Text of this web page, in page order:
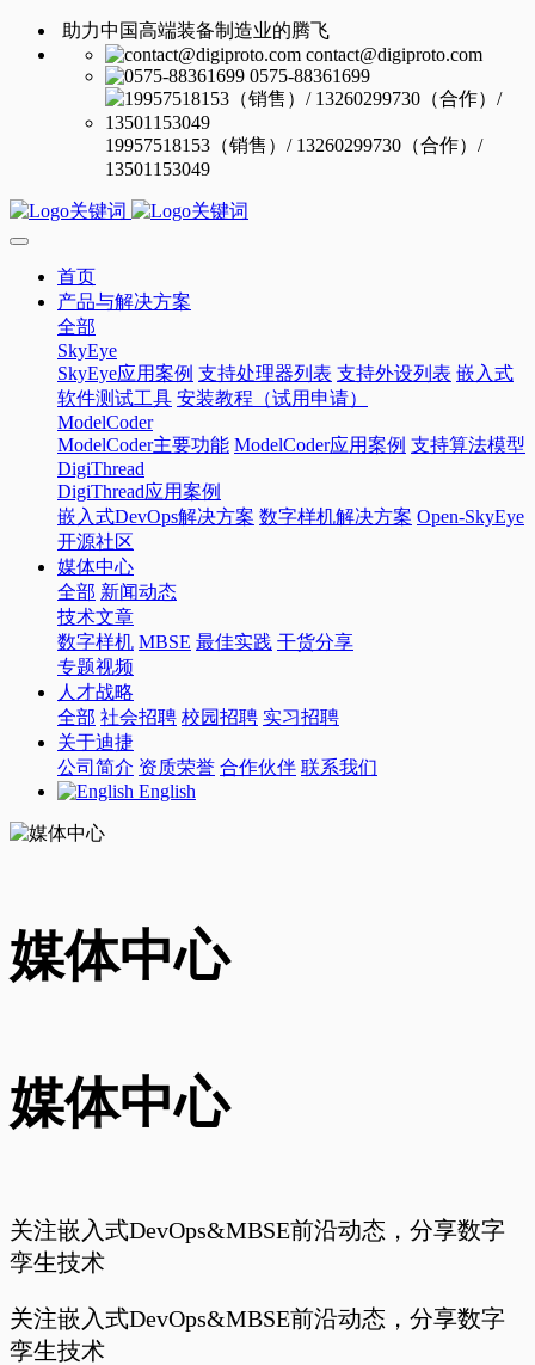
助力中国高端装备制造业的腾飞
contact@digiproto.com
0575-88361699
19957518153（销售）/ 13260299730（合作）/
13501153049
首页
产品与解决方案
全部
SkyEye
SkyEye应用案例 支持处理器列表 支持外设列表 嵌入式
软件测试工具 安装教程（试用申请）
ModelCoder
ModelCoder主要功能 ModelCoder应用案例 支持算法模型
DigiThread
DigiThread应用案例
嵌入式DevOps解决方案 数字样机解决方案 Open-SkyEye
开源社区
媒体中心
全部 新闻动态
技术文章
数字样机 MBSE 最佳实践 干货分享
专题视频
人才战略
全部 社会招聘 校园招聘 实习招聘
关于迪捷
公司简介 资质荣誉 合作伙伴 联系我们
English
媒体中心
媒体中心
关注嵌入式DevOps&MBSE前沿动态，分享数字
孪生技术
关注嵌入式DevOps&MBSE前沿动态，分享数字
孪生技术